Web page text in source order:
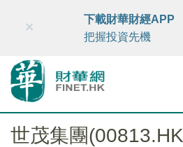
財華智庫網 FINTV
×
下載財華財經APP
把握投資先機
世茂集團